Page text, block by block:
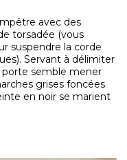
avec des
torsadée (vous
suspendre la corde
Servant à délimiter
porte semble mener
grises foncées
en noir se marient